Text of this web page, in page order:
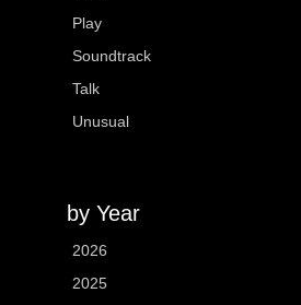
Play
Soundtrack
Talk
Unusual
by Year
2026
2025